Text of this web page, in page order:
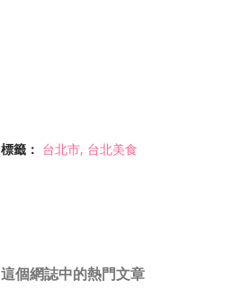
標籤： 台北市 台北美食
這個網誌中的熱門文章